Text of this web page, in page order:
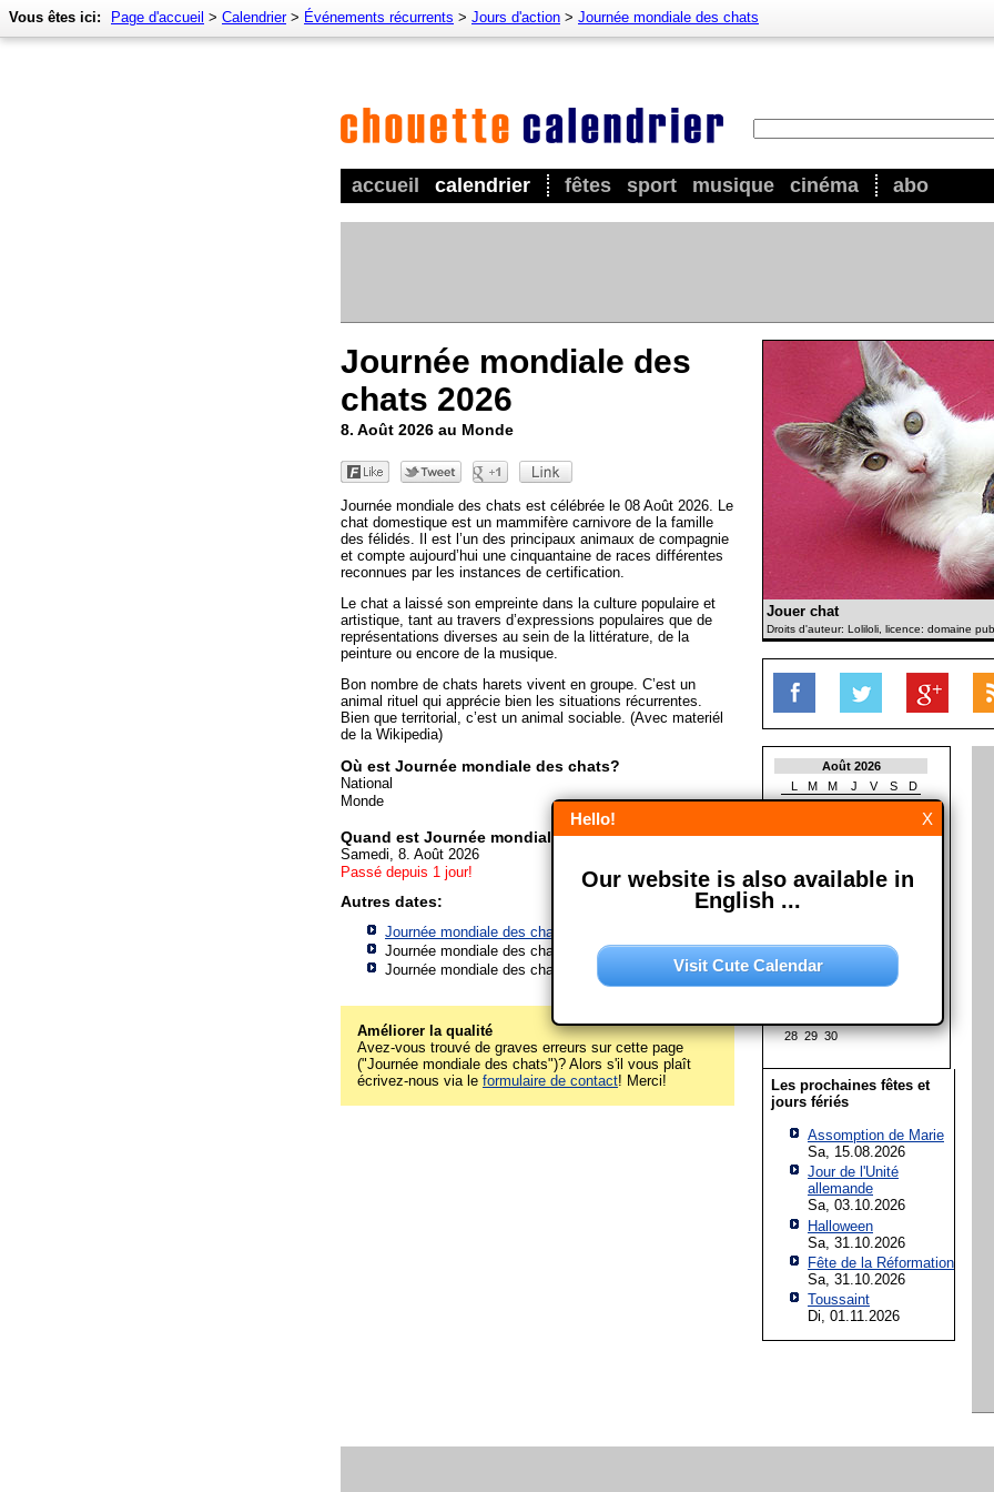
accueil calendrier fêtes sport musique cinéma abo
Vous êtes ici: Page d'accueil > Calendrier> Événements récurrents > Jours d'action > Journée mondiale des chats
Journée mondiale des
chats 2026
8. Août 2026 au Monde
Journée mondiale des chats est célébrée le 08 Août 2026. Le
chat domestique est un mammifère carnivore de la famille
des félidés. Il est l’un des principaux animaux de compagnie
et compte aujourd’hui une cinquantaine de races différentes
reconnues par les instances de certification.
Le chat a laissé son empreinte dans la culture populaire et
artistique, tant au travers d’expressions populaires que de
représentations diverses au sein de la littérature, de la
peinture ou encore de la musique.
Bon nombre de chats harets vivent en groupe. C’est un
animal rituel qui apprécie bien les situations récurrentes.
Bien que territorial, c’est un animal sociable. (Avec materiél
de la Wikipedia)
Où est Journée mondiale des chats?
National
Monde
Quand est Journée mondiale des chats?
Samedi, 8. Août 2026
Passé depuis 1 jour!
Autres dates:
Journée mondiale des chats le 08/08/2027
Journée mondiale des chats le 08/08/2028
Journée mondiale des chats le 08/08/2029
Améliorer la qualité
Avez-vous trouvé de graves erreurs sur cette page
("Journée mondiale des chats")? Alors s'il vous plaît
écrivez-nous via le formulaire de contact! Merci!
Jouer chat
Droits d'auteur: Loliloli, licence: domaine
Août 2026
L
M M J V S
D
1
2
10 11 12 13 14 15 16
24 25 26 27 28 29 30
L
M M J V S
1
12
28 29 30
Les prochaines fêtes et
jours fériés
Assomption de Marie
Sa, 15.08.2026
Jour de l'Unité
allemande
Sa, 03.10.2026
Halloween
Sa, 31.10.2026
Fête de la Réformation
Sa, 31.10.2026
Toussaint
Di, 01.11.2026
X
Hello!
Our website is also available in
English ...
Visit Cute Calendar